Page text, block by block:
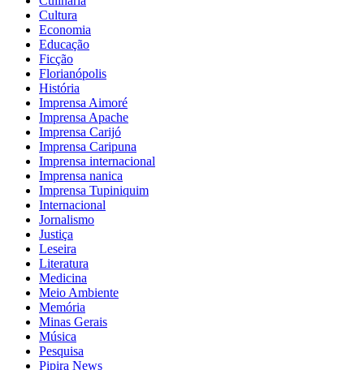
Cultura
Economia
Educação
Ficção
Florianópolis
História
Imprensa Aimoré
Imprensa Apache
Imprensa Carijó
Imprensa Caripuna
Imprensa internacional
Imprensa nanica
Imprensa Tupiniquim
Internacional
Jornalismo
Justiça
Leseira
Literatura
Medicina
Meio Ambiente
Memória
Minas Gerais
Música
Pesquisa
Pipira News